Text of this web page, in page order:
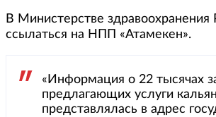
В Министерстве
ссылаться на НПП «Атамекен».
«Информация о 22 тысячах
предлагающих услуги
представлялась в адрес